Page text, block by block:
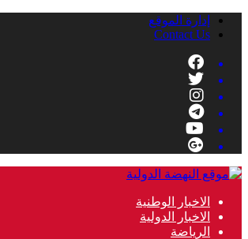
إدارة الموقع
Contact Us
الاخبار الوطنية
الاخبار الدولية
الرياضة